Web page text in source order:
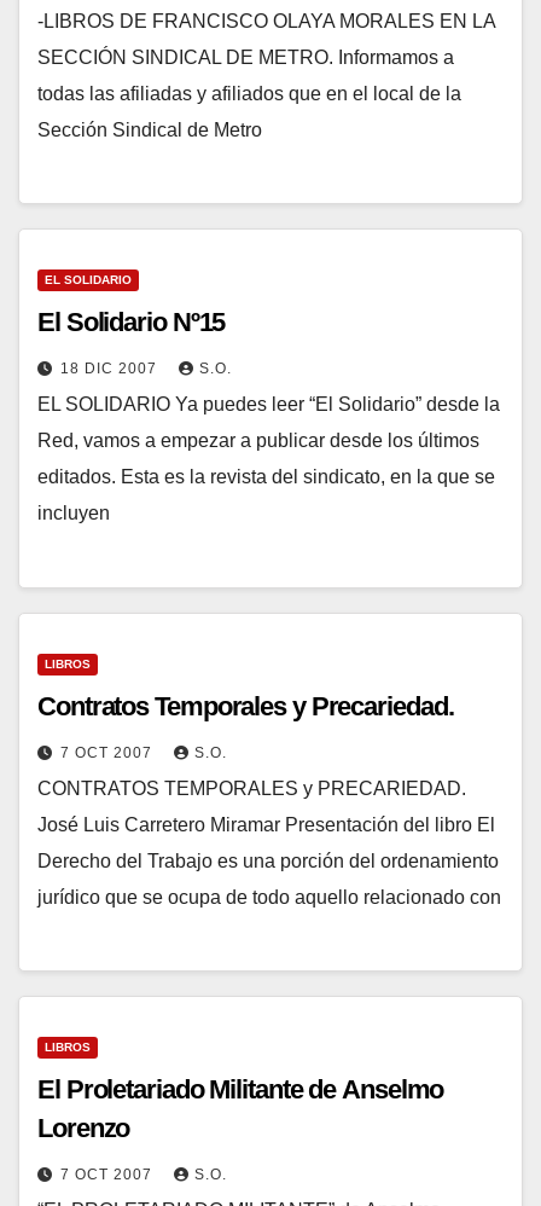
-LIBROS DE FRANCISCO OLAYA MORALES EN LA
SECCIÓN SINDICAL DE METRO. Informamos a
todas las afiliadas y afiliados que en el local de la
Sección Sindical de Metro
EL SOLIDARIO
El Solidario Nº15
18 DIC 2007 S.O.
EL SOLIDARIO Ya puedes leer “El Solidario” desde la
Red, vamos a empezar a publicar desde los últimos
editados. Esta es la revista del sindicato, en la que se
incluyen
LIBROS
Contratos Temporales y Precariedad.
7 OCT 2007 S.O.
CONTRATOS TEMPORALES y PRECARIEDAD.
José Luis Carretero Miramar Presentación del libro El
Derecho del Trabajo es una porción del ordenamiento
jurídico que se ocupa de todo aquello relacionado con
LIBROS
El Proletariado Militante de Anselmo
Lorenzo
7 OCT 2007 S.O.